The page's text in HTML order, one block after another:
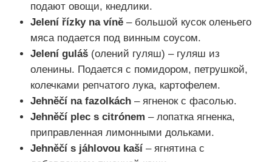
подают овощи, кнедлики.
Jelení řízky na víně – большой кусок оленьего
мяса подается под винным соусом.
Jelení guláš (олений гуляш) – гуляш из
оленины. Подается с помидором, петрушкой,
колечками репчатого лука, картофелем.
Jehněčí na fazolkách – ягненок с фасолью.
Jehněčí plec s citrónem – лопатка ягненка,
приправленная лимонными дольками.
Jehněčí s jáhlovou kaší – ягнятина с